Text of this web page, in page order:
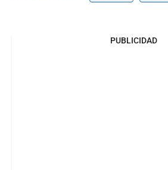
PUBLICIDAD